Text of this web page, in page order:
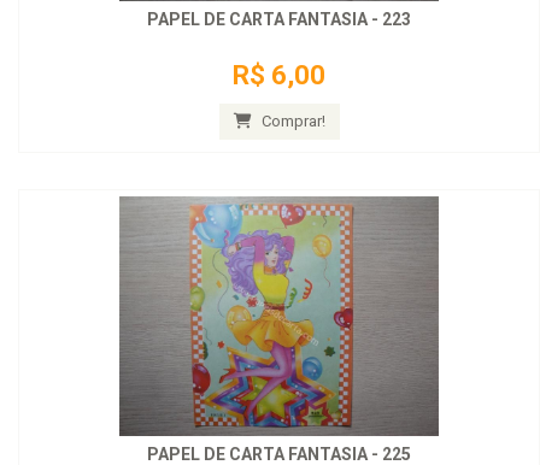
PAPEL DE CARTA FANTASIA - 223
R$ 6,00
Comprar!
PAPEL DE CARTA FANTASIA - 225